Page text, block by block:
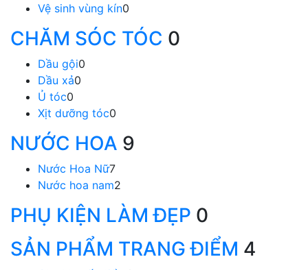
Vệ sinh vùng kín0
CHĂM SÓC TÓC 0
Dầu gội0
Dầu xả0
Ủ tóc0
Xịt dưỡng tóc0
NƯỚC HOA 9
Nước Hoa Nữ7
Nước hoa nam2
PHỤ KIỆN LÀM ĐẸP 0
SẢN PHẨM TRANG ĐIỂM 4